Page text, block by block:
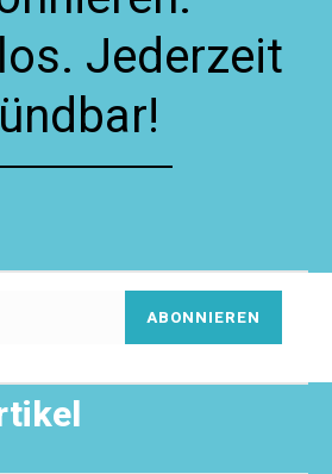
Jederzeit
ABONNIEREN